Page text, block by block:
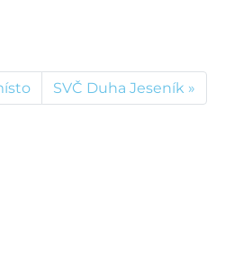
SVČ Duha Jeseník